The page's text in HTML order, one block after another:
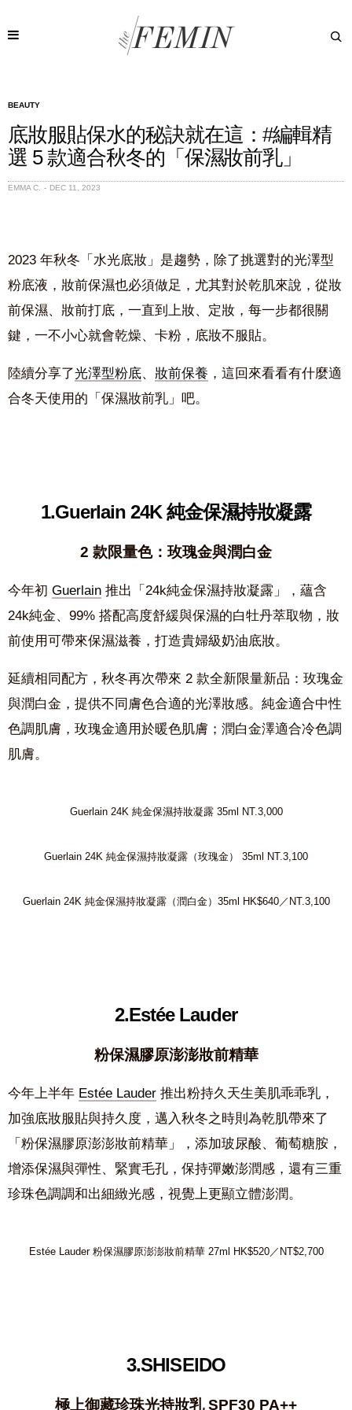
BEAUTY
底妝服貼保水的秘訣就在這：#編輯精
選 5 款適合秋冬的「保濕妝前乳」
EMMA C. DEC 11, 2023
2023 年秋冬「水光底妝」是趨勢，除了挑選對的光澤型
粉底液，妝前保濕也必須做足，尤其對於乾肌來說，從妝
前保濕、妝前打底，一直到上妝、定妝，每一步都很關
鍵，一不小心就會乾燥、卡粉，底妝不服貼。
陸續分享了光澤型粉底、 妝前保養 ，這回來看看有什麼適
合冬天使用的「保濕妝前乳」吧。
1.Guerlain 24K 純金保濕持妝凝露
2 款限量色：玫瑰金與潤白金
今年初 Guerlain 推出「24k純金保濕持妝凝露」，蘊含
24k純金、99% 搭配高度舒緩與保濕的白牡丹萃取物，妝
前使用可帶來保濕滋養，打造貴婦級奶油底妝。
延續相同配方，秋冬再次帶來 2 款全新限量新品：玫瑰金
與潤白金，提供不同膚色合適的光澤妝感。純金適合中性
色調肌膚，玫瑰金適用於暖色肌膚；潤白金澤適合冷色調
肌膚。
Guerlain 24K 純金保濕持妝凝露 35ml NT.3,000
Guerlain 24K 純金保濕持妝凝露（玫瑰金） 35ml NT.3,100
Guerlain 24K 純金保濕持妝凝露（潤白金）35ml HK$640／NT.3,100
2.Estée Lauder
粉保濕膠原澎澎妝前精華
今年上半年 Estée Lauder 推出粉持久天生美肌乖乖乳，
加強底妝服貼與持久度，邁入秋冬之時則為乾肌帶來了
「粉保濕膠原澎澎妝前精華」，添加玻尿酸、葡萄糖胺，
增添保濕與彈性、緊實毛孔，保持彈嫩澎潤感，還有三重
珍珠色調調和出細緻光感，視覺上更顯立體澎潤。
Estée Lauder 粉保濕膠原澎澎妝前精華 27ml HK$520／NT$2,700
3.SHISEIDO
極上御藏珍珠光持妝乳 SPF30 PA++